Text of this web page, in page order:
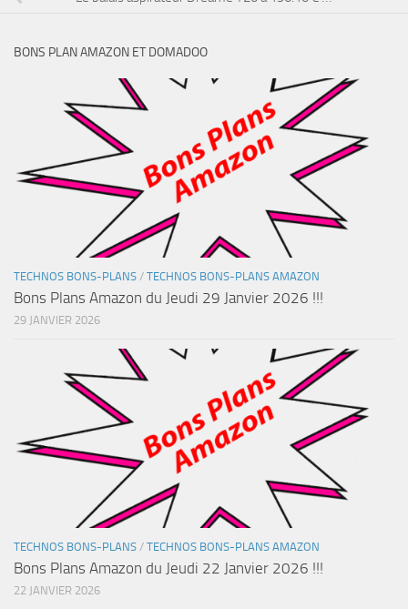
BONS PLAN AMAZON ET DOMADOO
TECHNOS BONS-PLANS / TECHNOS BONS-PLANS AMAZON
Bons Plans Amazon du Jeudi 29 Janvier 2026 !!!
29 JANVIER 2026
TECHNOS BONS-PLANS / TECHNOS BONS-PLANS AMAZON
Bons Plans Amazon du Jeudi 22 Janvier 2026 !!!
22 JANVIER 2026